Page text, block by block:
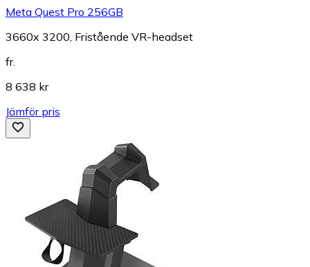
Meta Quest Pro 256GB
3660x 3200, Fristående VR-headset
fr.
8 638 kr
Jämför pris